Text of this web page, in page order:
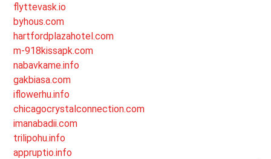
flyttevask.io
byhous.com
hartfordplazahotel.com
m-918kissapk.com
nabavkame.info
gakbiasa.com
iflowerhu.info
chicagocrystalconnection.com
imanabadii.com
trilipohu.info
appruptio.info